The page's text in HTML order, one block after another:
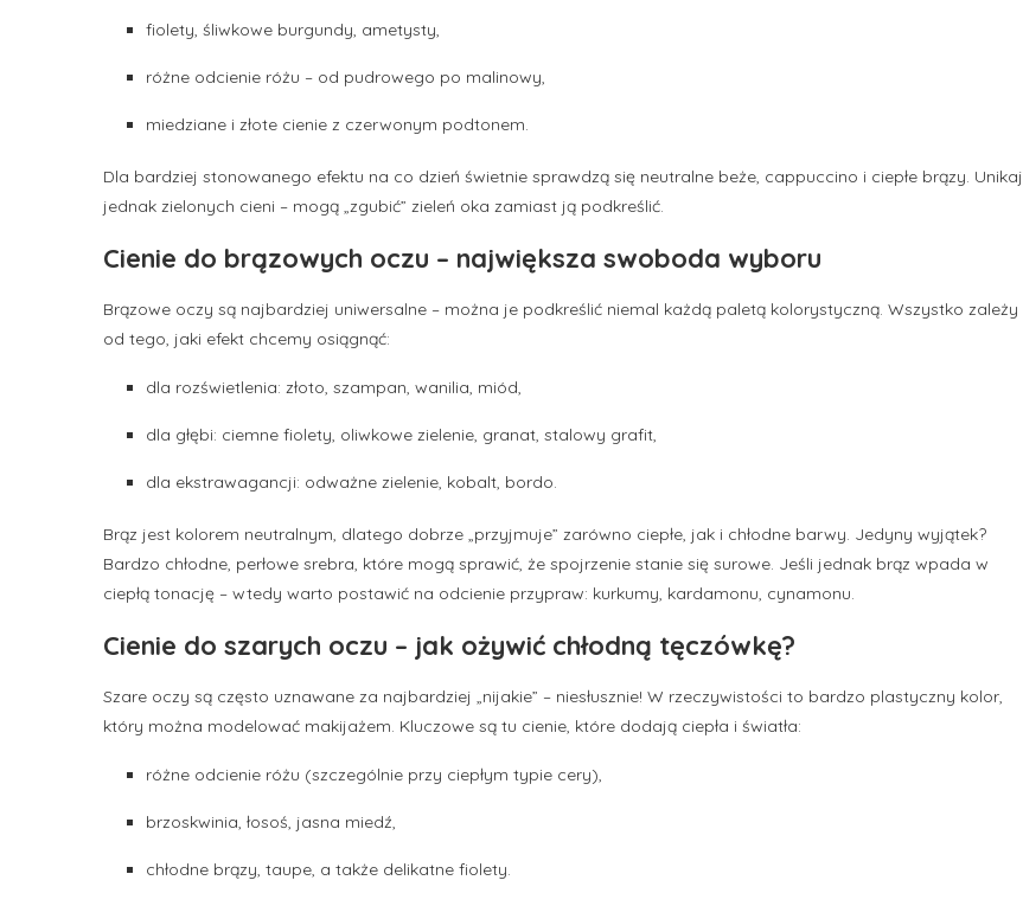
fiolety, śliwkowe burgundy, ametysty,
różne odcienie różu – od pudrowego po malinowy,
miedziane i złote cienie z czerwonym podtonem.
Dla bardziej stonowanego efektu na co dzień świetnie sprawdzą się neutralne beże, cappuccino i ciepłe brązy. Unikaj
jednak zielonych cieni – mogą „zgubić” zieleń oka zamiast ją podkreślić.
Cienie do brązowych oczu – największa swoboda wyboru
Brązowe oczy są najbardziej uniwersalne – można je podkreślić niemal każdą paletą kolorystyczną. Wszystko zależy
od tego, jaki efekt chcemy osiągnąć:
dla rozświetlenia: złoto, szampan, wanilia, miód,
dla głębi: ciemne fiolety, oliwkowe zielenie, granat, stalowy grafit,
dla ekstrawagancji: odważne zielenie, kobalt, bordo.
Brąz jest kolorem neutralnym, dlatego dobrze „przyjmuje” zarówno ciepłe, jak i chłodne barwy. Jedyny wyjątek?
Bardzo chłodne, perłowe srebra, które mogą sprawić, że spojrzenie stanie się surowe. Jeśli jednak brąz wpada w
ciepłą tonację – wtedy warto postawić na odcienie przypraw: kurkumy, kardamonu, cynamonu.
Cienie do szarych oczu – jak ożywić chłodną tęczówkę?
Szare oczy są często uznawane za najbardziej „nijakie” – niesłusznie! W rzeczywistości to bardzo plastyczny kolor,
który można modelować makijażem. Kluczowe są tu cienie, które dodają ciepła i światła:
różne odcienie różu (szczególnie przy ciepłym typie cery),
brzoskwinia, łosoś, jasna miedź,
chłodne brązy, taupe, a także delikatne fiolety.